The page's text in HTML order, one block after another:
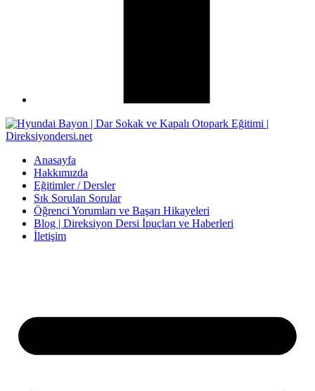
Anasayfa
Hakkımızda
Eğitimler / Dersler
Sık Sorulan Sorular
Öğrenci Yorumları ve Başarı Hikayeleri
Blog | Direksiyon Dersi İpuçları ve Haberleri
İletişim